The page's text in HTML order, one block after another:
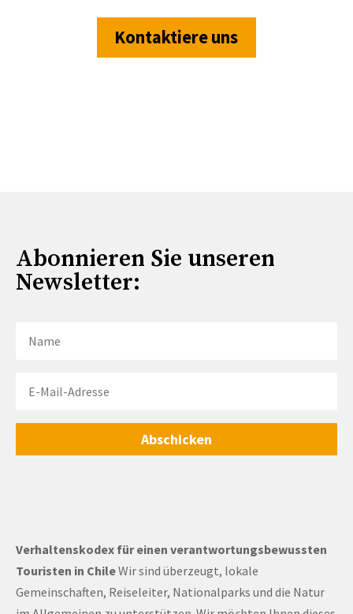
Kontaktiere uns
Abonnieren Sie unseren
Newsletter:
Abschicken
Verhaltenskodex für einen verantwortungsbewussten
Touristen in ChileWir sind überzeugt, lokale
Gemeinschaften, Reiseleiter, Nationalparks und die Natur